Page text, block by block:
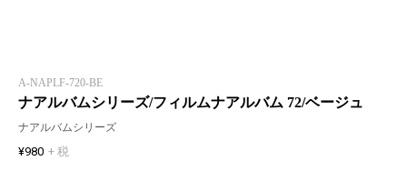
A-NAPLF-720-BE
ナアルバムシリーズ/フィルムナアルバム 72/ベージュ
ナアルバムシリーズ
¥980 + 税